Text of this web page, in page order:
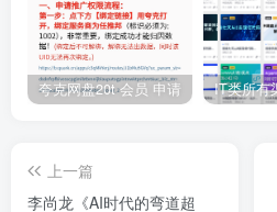
夸克网盘20t 会员 申请
上一篇
李尚龙《AI时代的弯道超